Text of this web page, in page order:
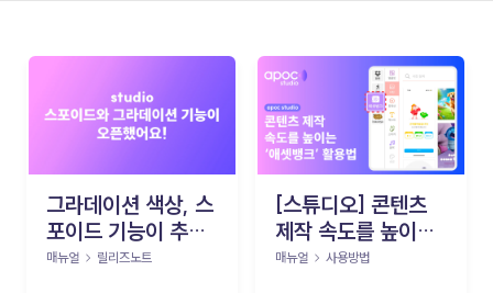
그라데이션 색상, 스
포이드 기능이 추가
되고 오류를 잡았어
매뉴얼 릴리즈노트
[스튜디오] 콘텐츠
제작 속도를 높이는
‘애셋뱅크’ 활용법
매뉴얼 사용방법